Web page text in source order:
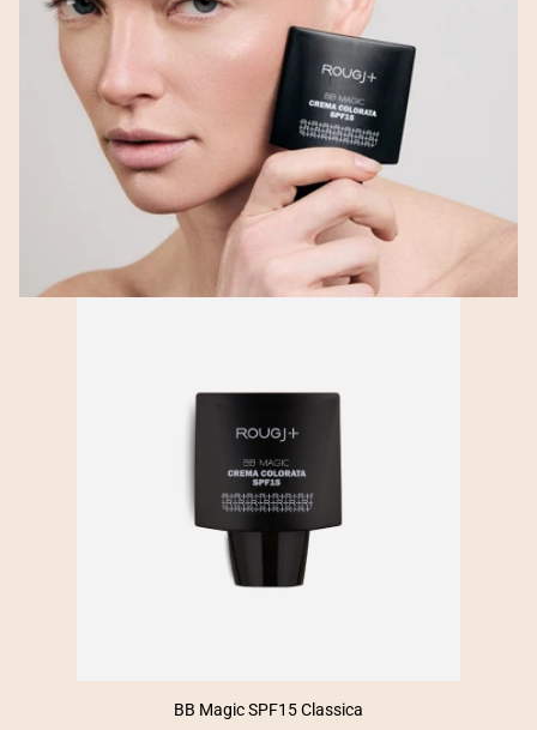
BB Magic SPF15 Classica